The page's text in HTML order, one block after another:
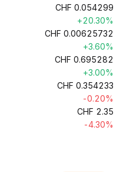
CHF 0.054299
+20.30%
CHF 0.00625732
+3.60%
CHF 0.695282
+3.00%
CHF 0.354233
-0.20%
CHF 2.35
-4.30%